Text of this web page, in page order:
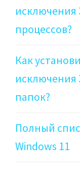
исключения
процессов?
Как
исключения
папок?
Полный
Windows 11